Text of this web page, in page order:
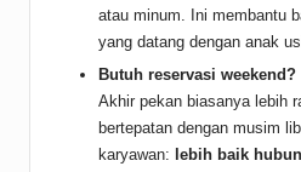
atau minum. Ini membantu
yang datang dengan anak
Butuh reservasi weekend?
Akhir pekan biasanya lebih
bertepatan dengan musim
karyawan: lebih baik